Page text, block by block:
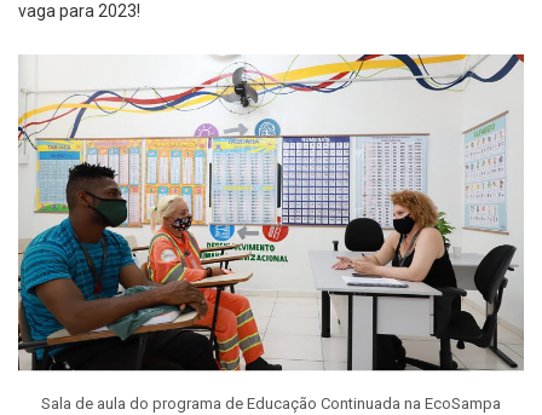
vaga para 2023!
Sala de aula do programa de Educação Continuada na EcoSampa